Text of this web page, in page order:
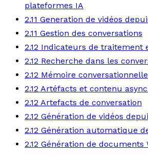
plateformes IA
2.11 Generation de vidéos
2.11 Gestion des conversations
2.12 Indicateurs de traitement
2.12 Recherche dans les
2.12 Mémoire
2.12 Artéfacts et contenu
2.12 Artefacts de conversation
2.12 Génération de vidéos
2.12 Génération automatique
2.12 Génération de documents